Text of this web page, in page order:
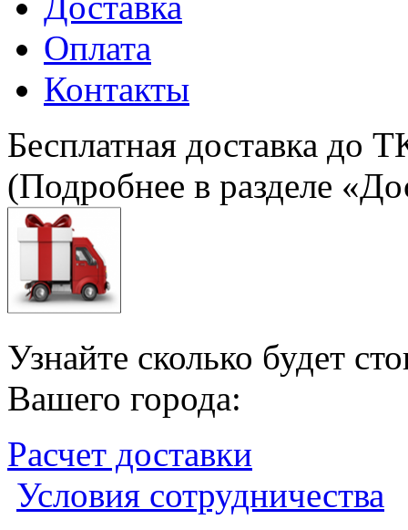
Оплата
Контакты
Бесплатная доставка до
(Подробнее в разделе
Узнайте сколько будет
Вашего города:
Расчет доставки
Условия сотрудничества